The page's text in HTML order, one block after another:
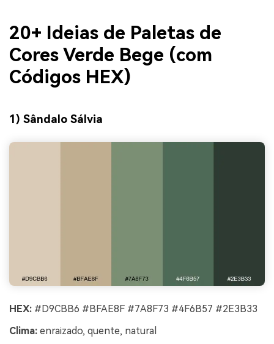
20+ Ideias de Paletas de
Cores Verde Bege (com
Códigos HEX)
1) Sândalo Sálvia
HEX: #D9CBB6 #BFAE8F #7A8F73 #4F6B57 #2E3B33
Clima: enraizado, quente, natural